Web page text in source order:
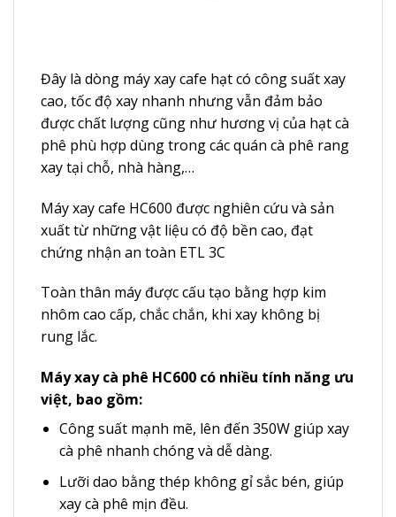
Đây là dòng máy xay cafe hạt có công suất xay
cao, tốc độ xay nhanh nhưng vẫn đảm bảo
được chất lượng cũng như hương vị của hạt cà
phê phù hợp dùng trong các quán cà phê rang
xay tại chỗ, nhà hàng,…
Máy xay cafe HC600 được nghiên cứu và sản
xuất từ những vật liệu có độ bền cao, đạt
chứng nhận an toàn ETL 3C
Toàn thân máy được cấu tạo bằng hợp kim
nhôm cao cấp, chắc chắn, khi xay không bị
rung lắc.
Máy xay cà phê HC600 có nhiều tính năng ưu
việt, bao gồm:
Công suất mạnh mẽ, lên đến 350W giúp xay
cà phê nhanh chóng và dễ dàng.
Lưỡi dao bằng thép không gỉ sắc bén, giúp
xay cà phê mịn đều.